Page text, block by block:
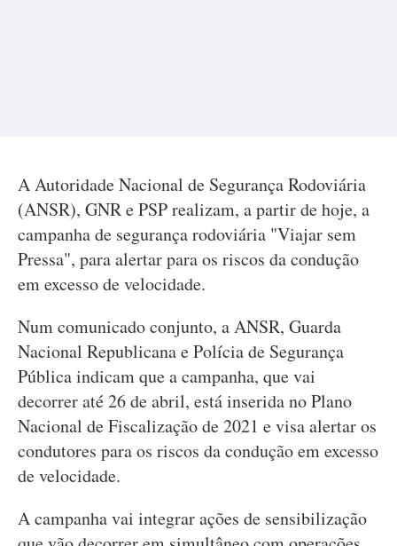
A Autoridade Nacional de Segurança Rodoviária
(ANSR), GNR e PSP realizam, a partir de hoje, a
campanha de segurança rodoviária "Viajar sem
Pressa", para alertar para os riscos da condução
em excesso de velocidade.
Num comunicado conjunto, a ANSR, Guarda
Nacional Republicana e Polícia de Segurança
Pública indicam que a campanha, que vai
decorrer até 26 de abril, está inserida no Plano
Nacional de Fiscalização de 2021 e visa alertar os
condutores para os riscos da condução em excesso
de velocidade.
A campanha vai integrar ações de sensibilização